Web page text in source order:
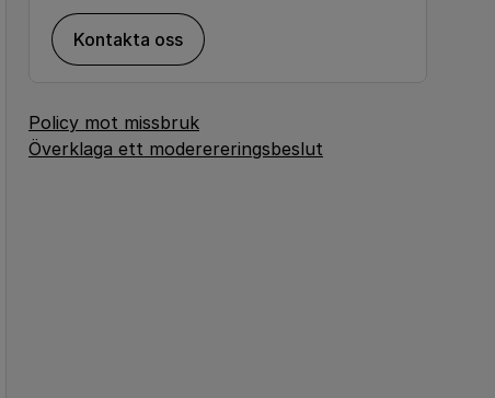
Kontakta oss
Policy mot missbruk
Överklaga ett moderereringsbeslut